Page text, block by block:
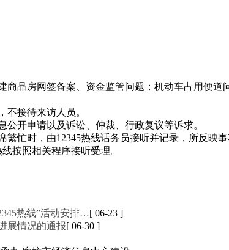
品房网签备案、资金监管问题；机动车占用便道
不接待来访人员。
公开申请以及诉讼、仲裁、行政复议等诉求。
繁忙时，由12345热线话务员接听并记录，所反映
按照相关程序接听受理。
热线”活动安排…[ 06-23 ]
展情况的通报[ 06-30 ]